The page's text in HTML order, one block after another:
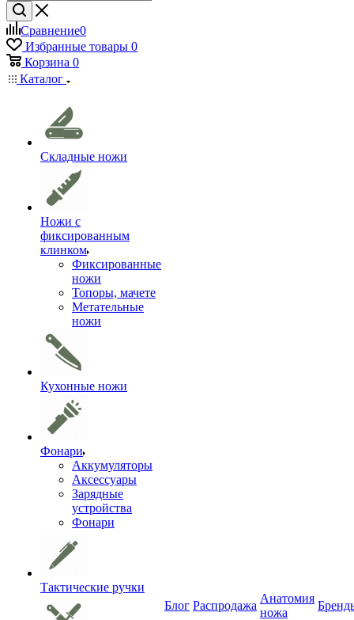
Сравнение0
Избранные товары 0
Корзина 0
Каталог
Складные ножи
Ножи с
фиксированным
клинком
Фиксированные
ножи
Топоры, мачете
Метательные
ножи
Кухонные ножи
Фонари
Аккумуляторы
Аксессуары
Зарядные
устройства
Фонари
Тактические ручки
Блог Распродажа
Анатомия
ножа